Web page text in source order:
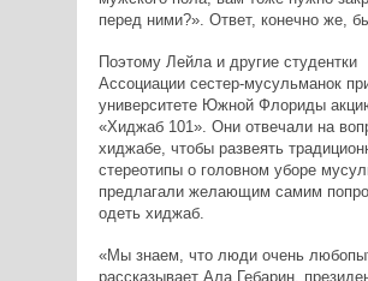
перед ними?». Ответ, конечно же,
Поэтому Лейла и другие студентки
Ассоциации сестер-мусульманок
университете Южной Флориды
«Хиджаб 101». Они отвечали на
хиджабе, чтобы развеять
стереотипы о головном уборе
предлагали желающим самим
одеть хиджаб.
«Мы знаем, что люди очень
рассказывает Ала Гебарин,